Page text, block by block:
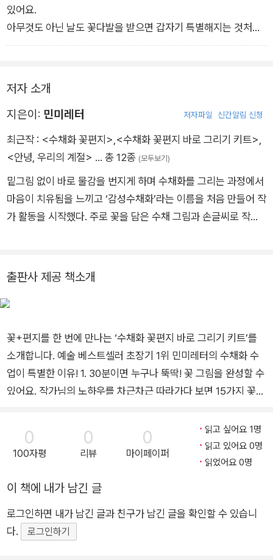
구성 : 튜토리얼북 + 36색 고체 물감 + 수채화용 둥근붓(화홍 3
45 3호) + 편지지 세트(20매 1권) + 편지봉투 세트(white 10e
있어요.
아무것도 아닌 날도 꽃다발을 받으면 갑자기 특별해지는 것처럼
직접 그린 꽃그림도 평범함에 특별함을 더하는 힘을 가지고 있답
예로부터 서로에게 비밀 메시지를 전하기 위해 꽃을 이용했다고
해요.
꽃말을 빌려 마음을 표현해볼 수 있는 좋은 방법이죠.
안부를 묻고 싶은 이들을 떠올리며 그에게 어울리는 꽃을 골라보
흰 종이에 꽃잎 하나, 줄기 한 줄을 채워나가며 오직 하나뿐인 편
지를 만들어요.
직접 쓴 손글씨와 내용 그 자체로도 정성스럽지만,
「프롤로그」 중에서
저자 소개
지은이: 민미레터 저자파일 신간알림 신청
최근작 : <수채화 꽃편지> <수채화 꽃편지 바로 그리기 키트>
<안녕, 우리의 계절> … 총 12종 (모두보기)
밑그림 없이 바로 물감을 번지게 하며 수채화를 그리는 과정에서
마음이 치유됨을 느끼고 ‘감성수채화’라는 이름을 처음 만들어 작
가 활동을 시작했다. 주로 꽃을 담은 수채 그림과 손글씨로 작업
다. ‘마몽드’, ‘화이트’, ‘조르지오아르마니’ 등 수많은 브랜드와 손
작업을 이어오고 있다. 손으로 꾹꾹 눌러쓴 감성을 전하겠다는 마
이 탄생했다. 점점 더 빠르게 변하는 시대지만, 그래도 세상에 손
편지의 아날로그 정성과 온기를 남겨야 한다면 그것이 자신의 역
할이라고 믿는다. 쓴 책으로 예술 분야 베스트셀러 『작고 예쁜 그
림 한 장』을 시작으로 『수채 손글씨는 예뻐요』와 산문집 『쓰다듬
minmyletter
출판사 제공 책소개
꽃+편지를 한 번에 만나는 ‘수채화 꽃편지 바로 그리기 키트’를
소개합니다. 예술 베스트셀러 초장기 1위 민미레터의 수채화 수
업이 특별한 이유! 1. 30분이면 누구나 뚝딱! 꽃 그림을 완성할 수
있어요. 작가님의 노하우를 차근차근 따라가다 보면 15가지 꽃
그려도 돼요. 민미레터 수채화는 어려운 밑그림(스케치)이 없어
요. 붓 하나만 있으면 충분하죠. 3. 그래서 망칠 걱정이 없어요 작
조건 예쁘거든요. 수채화가 처음인 초보자도 수채화를 다시 시작
해보고 싶은 사람도 그림 솜씨가 없다고 망설이는 분들도 어서 오
세요, 민미레터의 수채화 수업에 오신 걸 환영합니다! 『수채화 꽃
0
100자평
0
리뷰
0
마이페이퍼
읽고 싶어요 1명
읽고 있어요 0명
읽었어요 0명
이 책에 내가 남긴 글
로그인하면 내가 남긴 글과 친구가 남긴 글을 확인할 수 있습니
다.
로그인하기